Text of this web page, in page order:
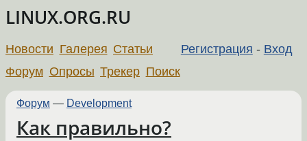
LINUX.ORG.RU
Регистрация - Вход
Новости Галерея Статьи
Форум Опросы Трекер Поиск
Форум — Development
Как правильно?